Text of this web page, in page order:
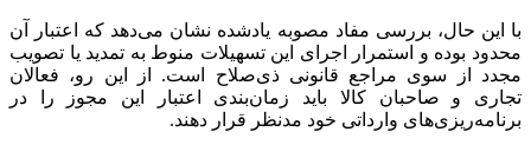
با این حال، بررسی مفاد مصوبه یادشده نشان می‌دهد که اعتبار آن
محدود بوده و استمرار اجرای این تسهیلات منوط به تمدید یا تصویب
مجدد از سوی مراجع قانونی ذی‌صلاح است. از این رو، فعالان
تجاری و صاحبان کالا باید زمان‌بندی اعتبار این مجوز را در
برنامه‌ریزی‌های وارداتی خود مدنظر قرار دهند.